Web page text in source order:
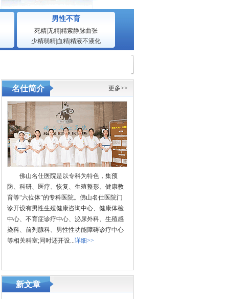
男性不育
死精|无精|精索静脉曲张
少精弱精| 血精|精液不液化
名仕简介 更多>>
佛山名仕医院是以专科为特色，集预
防、科研、医疗、恢复、生殖整形、健康教
育等“六位体”的专科医院。佛山名仕医院门
诊开设有男性生殖健康咨询中心、健康体检
中心、不育症诊疗中心、泌尿外科、生殖感
染科、前列腺科、男性性功能障碍诊疗中心
等相关科室;同时还开设...详细>>
新文章